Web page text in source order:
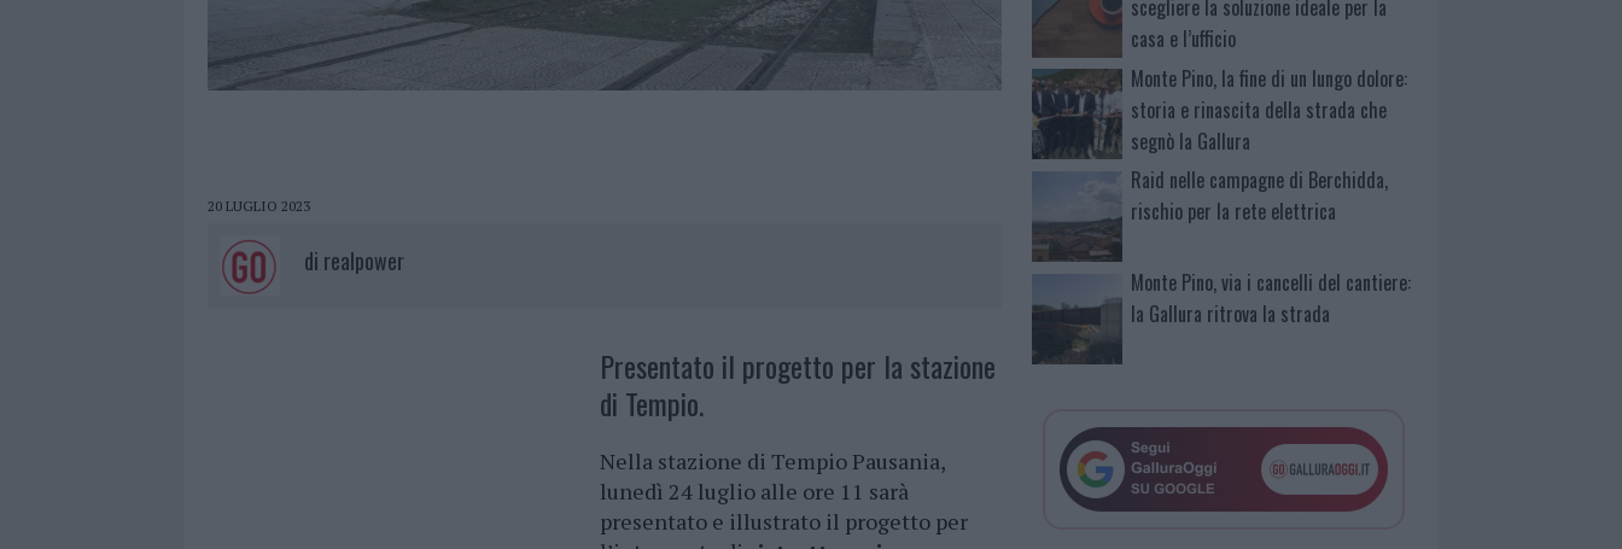
20 LUGLIO 2023
di realpower
Presentato il progetto per la stazione
di Tempio.
Nella stazione di Tempio Pausania,
lunedì 24 luglio alle ore 11 sarà
presentato e illustrato il progetto per
scegliere la soluzione ideale per la
casa e l’ufficio
Monte Pino, la fine di un lungo dolore:
storia e rinascita della strada che
segnò la Gallura
Raid nelle campagne di Berchidda,
rischio per la rete elettrica
Monte Pino, via i cancelli del cantiere:
la Gallura ritrova la strada